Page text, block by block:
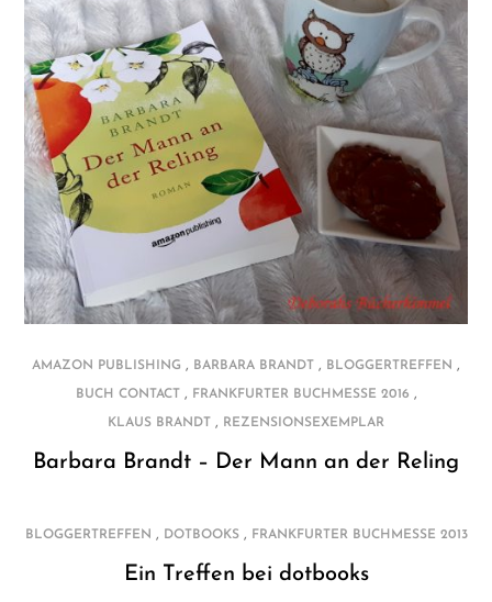
AMAZON PUBLISHING , BARBARA BRANDT , BLOGGERTREFFEN ,
BUCH CONTACT, FRANKFURTER BUCHMESSE 2016 ,
KLAUS BRANDT , REZENSIONSEXEMPLAR
Barbara Brandt – Der Mann an der Reling
BLOGGERTREFFEN , DOTBOOKS, FRANKFURTER BUCHMESSE 2013
Ein Treffen bei dotbooks